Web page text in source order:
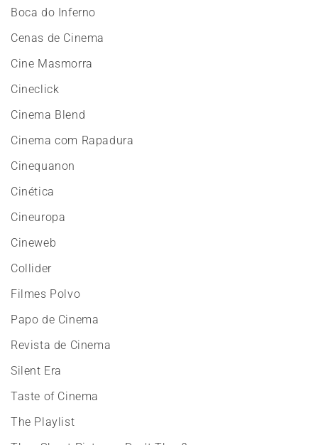
Boca do Inferno
Cenas de Cinema
Cine Masmorra
Cineclick
Cinema Blend
Cinema com Rapadura
Cinequanon
Cinética
Cineuropa
Cineweb
Collider
Filmes Polvo
Papo de Cinema
Revista de Cinema
Silent Era
Taste of Cinema
The Playlist